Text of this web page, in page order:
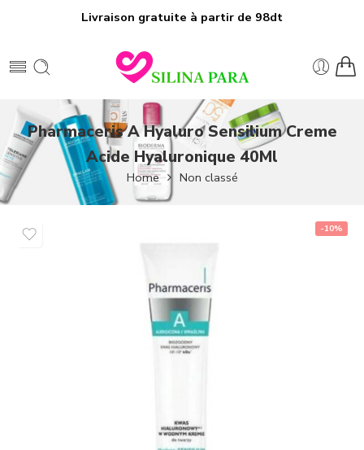
Livraison gratuite à partir de 98dt
Pharmaceris A Hyaluro Sensilium Creme
Acide Hyaluronique 40Ml
Home Non classé
-10%